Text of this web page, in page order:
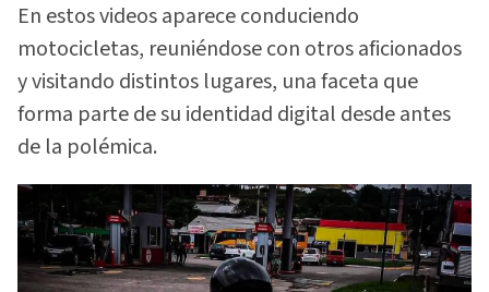
En estos videos aparece conduciendo
motocicletas, reuniéndose con otros aficionados
y visitando distintos lugares, una faceta que
forma parte de su identidad digital desde antes
de la polémica.